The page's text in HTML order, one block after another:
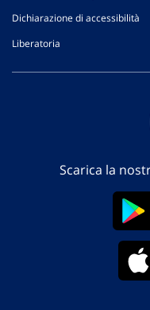
Dichiarazione di accessibilità
Liberatoria
Scarica la